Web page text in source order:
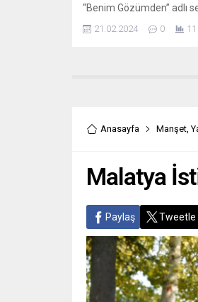
“Benim Gözümden” adlı
Kültür ve Sanat Merkezi
açıldı. Açılışa Karabağlar
21.02.2024 0 11
Anasayfa Manşet ,
Malatya
Paylaş Tweetle